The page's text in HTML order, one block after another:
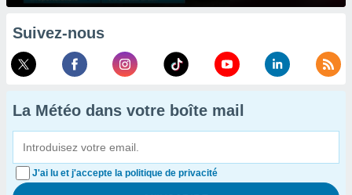
Suivez-nous
La Météo dans votre boîte mail
J'ai lu et j'accepte la politique de privacité